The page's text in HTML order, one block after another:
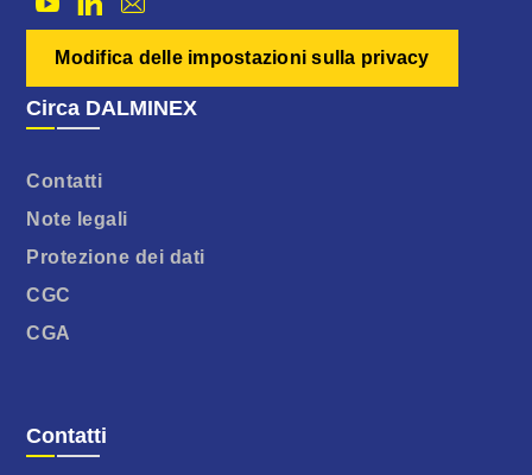
Modifica delle impostazioni sulla privacy
Circa DALMINEX
Contatti
Note legali
Protezione dei dati
CGC
CGA
Contatti